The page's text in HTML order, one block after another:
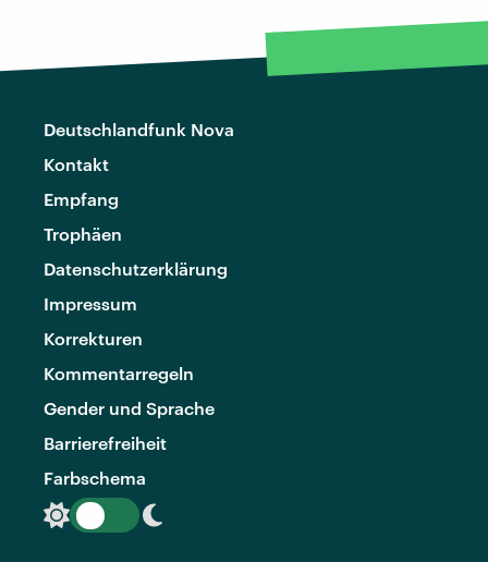
Deutschlandfunk Nova
Kontakt
Empfang
Trophäen
Datenschutzerklärung
Impressum
Korrekturen
Kommentarregeln
Gender und Sprache
Barrierefreiheit
Farbschema